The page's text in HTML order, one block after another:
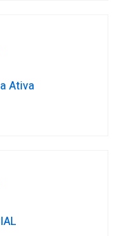
Ativa